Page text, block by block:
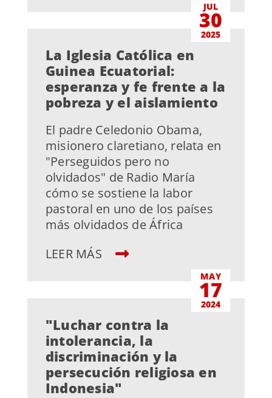
JUL
30
2025
La Iglesia Católica en
Guinea Ecuatorial:
esperanza y fe frente a la
pobreza y el aislamiento
El padre Celedonio Obama,
misionero claretiano, relata en
"Perseguidos pero no
olvidados" de Radio María
cómo se sostiene la labor
pastoral en uno de los países
más olvidados de África
LEER MÁS
MAY
17
2024
"Luchar contra la
intolerancia, la
discriminación y la
persecución religiosa en
Indonesia"